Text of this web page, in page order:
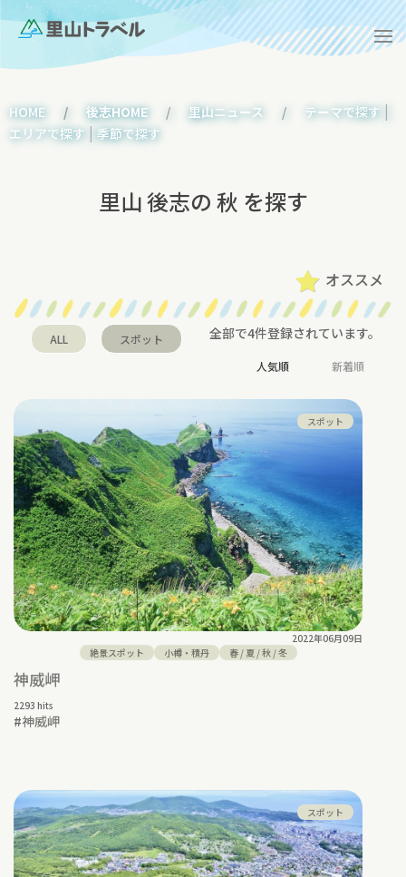
HOME 後志HOME 里山ニュース テーマで探す |
エリアで探す | 季節で探す
里山 後志の 秋 を探す
オススメ
ALL スポット 全部で4件登録されています。
人気順 新着順
スポット
2022年06月09日
絶景スポット
小樽・積丹 春/ 夏/秋/冬
神威岬
2293 hits
#神威岬
スポット